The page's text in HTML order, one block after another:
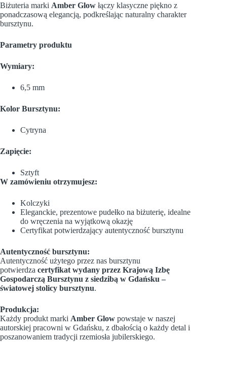
Biżuteria marki Amber Glow łączy klasyczne piękno z
ponadczasową elegancją, podkreślając naturalny charakter
bursztynu.
Parametry produktu
Wymiary:
6,5 mm
Kolor Bursztynu:
Cytryna
Zapięcie:
Sztyft
W zamówieniu otrzymujesz:
Kolczyki
Eleganckie, prezentowe pudełko na biżuterię, idealne
do wręczenia na wyjątkową okazję
Certyfikat potwierdzający autentyczność bursztynu
Autentyczność bursztynu:
Autentyczność użytego przez nas bursztynu
potwierdza certyfikat wydany przez Krajową Izbę
Gospodarczą Bursztynu z siedzibą w Gdańsku –
światowej stolicy bursztynu.
Produkcja:
Każdy produkt marki Amber Glow powstaje w naszej
autorskiej pracowni w Gdańsku, z dbałością o każdy detal i
poszanowaniem tradycji rzemiosła jubilerskiego.